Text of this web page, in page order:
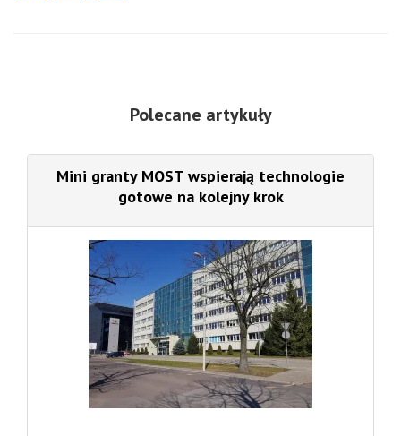
Polecane artykuły
Mini granty MOST wspierają technologie
gotowe na kolejny krok